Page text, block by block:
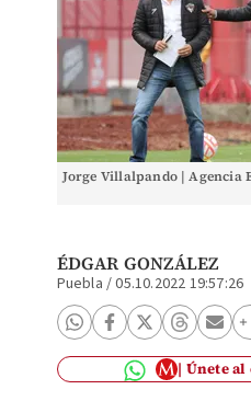
Jorge Villalpando | Agencia
ÉDGAR GONZÁLEZ
Puebla /05.10.2022 19:57:26
Únete al